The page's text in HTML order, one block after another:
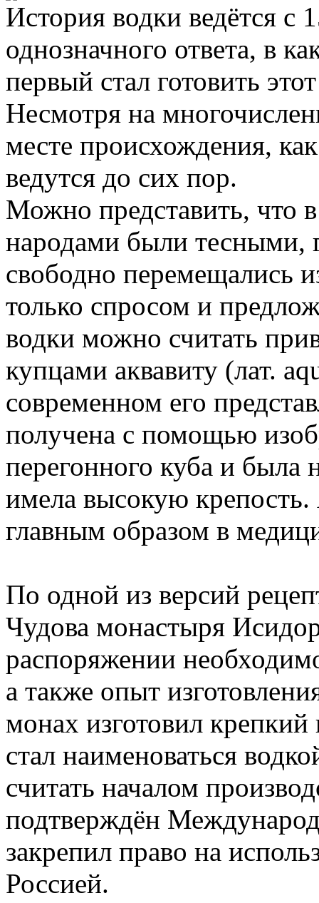
История водки ведётся с
однозначного ответа, в
первый стал готовить
Несмотря на
месте происхождения,
ведутся до сих пор.
Можно представить, что
народами были тесными,
свободно перемещались
только спросом и
водки можно считать
купцами аквавиту (лат.
современном его
получена с помощью
перегонного куба и была
имела высокую крепость.
главным образом в
По одной из версий
Чудова монастыря
распоряжении
а также опыт
монах изготовил
стал наименоваться
считать началом
подтверждён
закрепил право на
Россией.